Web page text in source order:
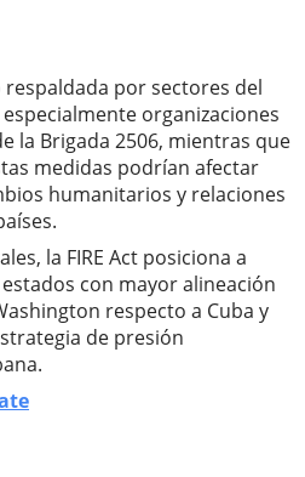
respaldada por sectores del
organizaciones
la Brigada 2506, mientras que
medidas podrían afectar
humanitarios y relaciones
la FIRE Act posiciona a
con mayor alineación
respecto a Cuba y
de presión